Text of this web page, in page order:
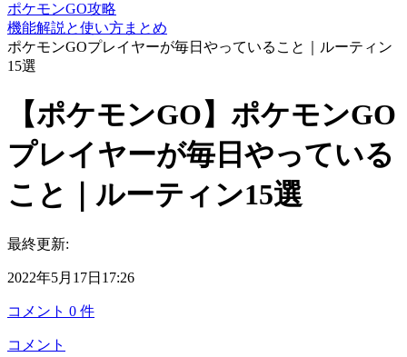
ポケモンGO攻略
機能解説と使い方まとめ
ポケモンGOプレイヤーが毎日やっていること｜ルーティン
15選
【ポケモンGO】ポケモンGO
プレイヤーが毎日やっている
こと｜ルーティン15選
最終更新:
2022年5月17日17:26
コメント 0 件
コメント